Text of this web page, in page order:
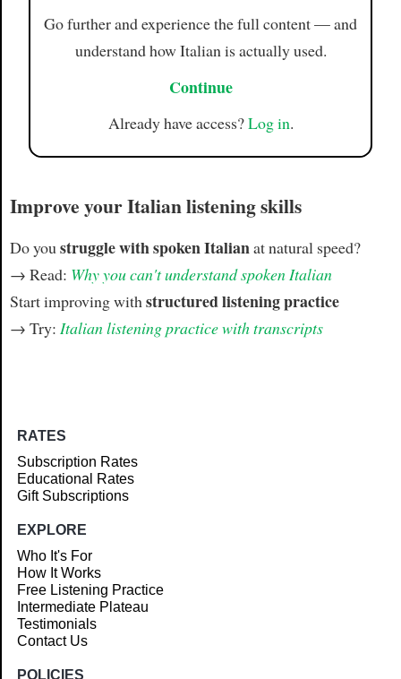
Go further and experience the full content — and
understand how Italian is actually used.
Continue
Already have access?Log in.
Improve your Italian listening skills
Do you struggle with spoken Italianat natural speed?
→ Read: Why you can't understand spoken Italian
Start improving with structured listening practice
→ Try: Italian listening practice with transcripts
RATES
Subscription Rates
Educational Rates
Gift Subscriptions
EXPLORE
Who It's For
How It Works
Free Listening Practice
Intermediate Plateau
Testimonials
Contact Us
POLICIES